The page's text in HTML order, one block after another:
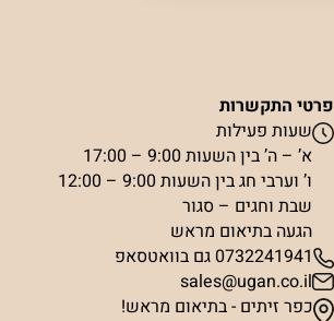
פרטי התקשרות
שעות פעילות
א’ – ה’ בין השעות 9:00 – 17:00
ו’ וערבי חג בין השעות 9:00 – 12:00
שבת וחגים – סגור
הגעה בתיאום מראש
0732241941 גם בוואטסאפ
sales@ugan.co.il
כפר זיתים - בתיאום מראש!